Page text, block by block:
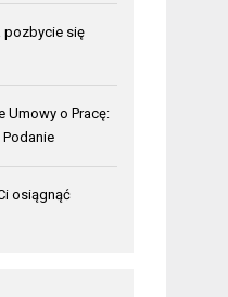
pozbycie się
Umowy o Pracę:
osiągnąć